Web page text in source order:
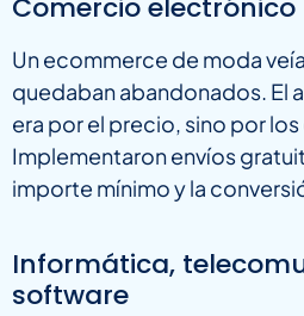
Comercio electrónico
Un ecommerce de moda
quedaban abandonados. El
era por el precio, sino por
Implementaron envíos
importe mínimo y la
Informática,
software